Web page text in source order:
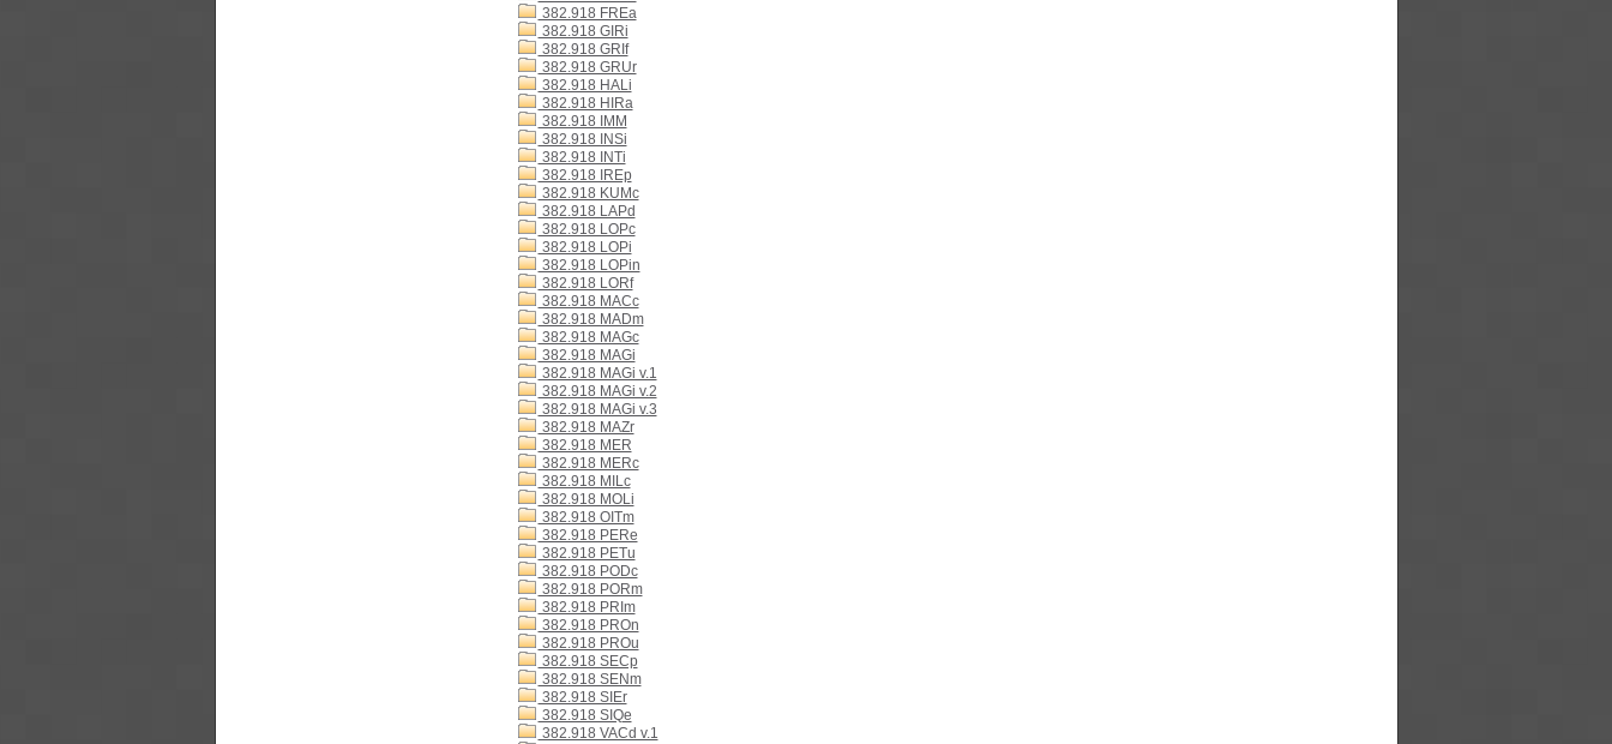
382.918 FREa
382.918 GIRi
382.918 GRIf
382.918 GRUr
382.918 HALi
382.918 HIRa
382.918 IMM
382.918 INSi
382.918 INTi
382.918 IREp
382.918 KUMc
382.918 LAPd
382.918 LOPc
382.918 LOPi
382.918 LOPin
382.918 LORf
382.918 MACc
382.918 MADm
382.918 MAGc
382.918 MAGi
382.918 MAGi v.1
382.918 MAGi v.2
382.918 MAGi v.3
382.918 MAZr
382.918 MER
382.918 MERc
382.918 MILc
382.918 MOLi
382.918 OITm
382.918 PERe
382.918 PETu
382.918 PODc
382.918 PORm
382.918 PRIm
382.918 PROn
382.918 PROu
382.918 SECp
382.918 SENm
382.918 SIEr
382.918 SIQe
382.918 VACd v.1